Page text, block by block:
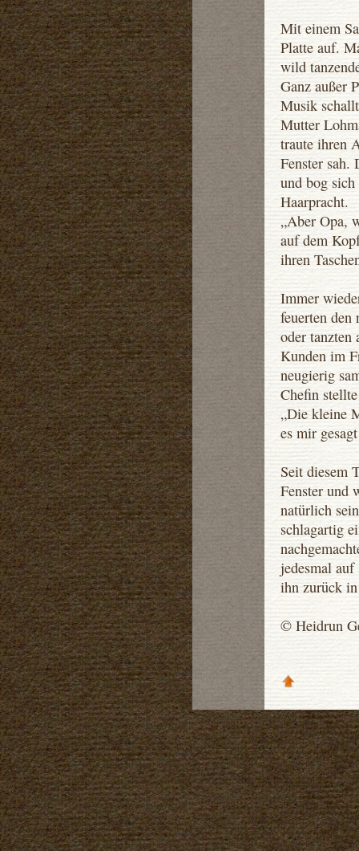
Mit einem
Platte auf.
wild
Ganz außer
Musik
Mutter
traute ihren
Fenster sah.
und bog
Haarpracht.
„Aber Opa,
auf dem
ihren
Immer
feuerten den
oder tanzten
Kunden im
neugierig
Chefin
„Die kleine
es mir
Seit diesem
Fenster und
natürlich
schlagartig
jedesmal
ihn zurück in
© Heidrun